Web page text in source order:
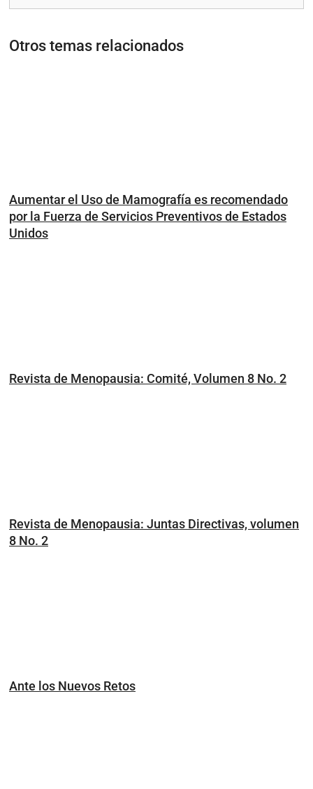
Otros temas relacionados
Aumentar el Uso de Mamografía es recomendado
por la Fuerza de Servicios Preventivos de Estados
Unidos
Revista de Menopausia: Comité, Volumen 8 No. 2
Revista de Menopausia: Juntas Directivas, volumen
8 No. 2
Ante los Nuevos Retos